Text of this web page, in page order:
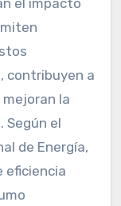
el impacto
contribuyen a
la
Según el
de Energía,
eficiencia